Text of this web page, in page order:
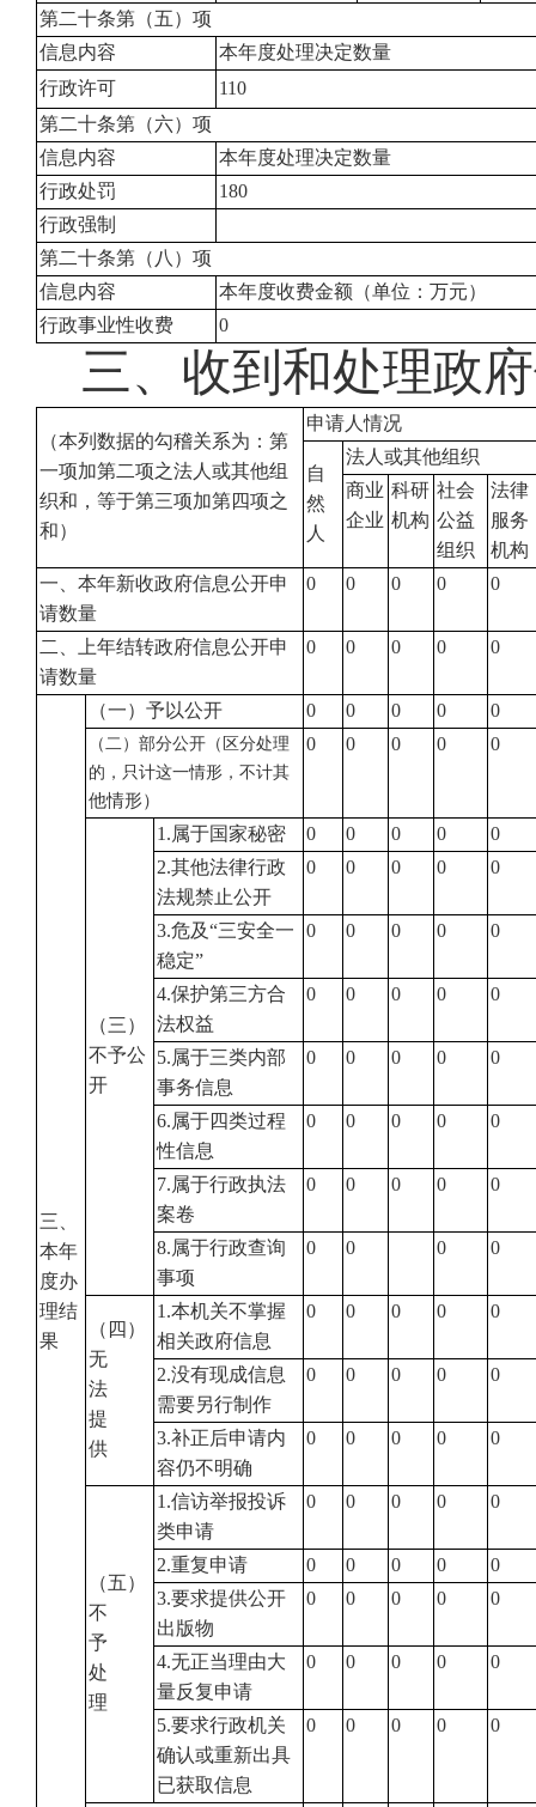
第二十条第（五）项
信息内容
本年度处理决定数量
行政许可
110
第二十条第（六）项
信息内容
本年度处理决定数量
行政处罚
180
行政强制
第二十条第（八）项
信息内容
本年度收费金额（单位：万元）
行政事业性收费
0
三、收到和处理政
（本列数据的勾稽关系为：第
一项加第二项之法人或其他组
织和，等于第三项加第四项之
和）
申请人情况
自
然
人
法人或其他组织
商业
企业
科研
机构
社会
公益
组织
法律
服务
机构
一、本年新收政府信息公开申
请数量
0 0 0 0 0
二、上年结转政府信息公开申
请数量
0 0 0 0 0
三、
本年
度办
理结
果
（一）予以公开 0 0 0 0 0
（二）部分公开（区分处理
的，只计这一情形，不计其
他情形）
0 0 0 0 0
（三）
不予公
开
1.属于国家秘密 0 0 0 0
0
2.其他法律行政
法规禁止公开
0 0 0 0 0
3.危及“三安全一
稳定”
0 0 0 0 0
4.保护第三方合
法权益
0 0 0 0 0
5.属于三类内部
事务信息
0 0 0 0 0
6.属于四类过程
性信息
0 0 0 0 0
7.属于行政执法
案卷
0 0 0 0 0
8.属于行政查询
事项
0 0 0 0
（四）
无
法
提
供
1.本机关不掌握
相关政府信息
0 0 0 0 0
2.没有现成信息
需要另行制作
0 0 0 0 0
3.补正后申请内
容仍不明确
0 0 0 0 0
（五）
不
予
处
理
1.信访举报投诉
类申请
0 0 0 0 0
2.重复申请 0 0 0 0
0
3.要求提供公开
出版物
0 0 0 0 0
4.无正当理由大
量反复申请
0 0 0 0 0
5.要求行政机关
确认或重新出具
已获取信息
0 0 0 0 0